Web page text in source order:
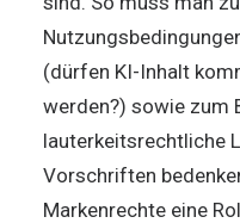
(dürfen KI-Inhalt
werden?) sowie zum
lauterkeitsrechtliche
Vorschriften
Markenrechte eine